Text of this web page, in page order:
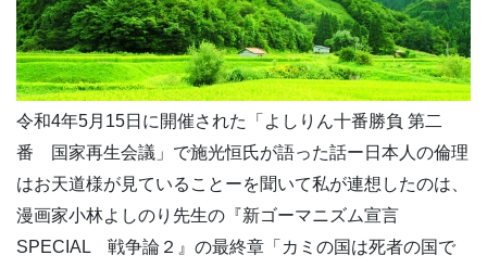
令和4年5月15日に開催された「よしりん十番勝負 第二
番 国家再生会議」で施光恒氏が語った話ー日本人の倫理
はお天道様が見ていることーを聞いて私が連想したのは、
漫画家小林よしのり先生の『新ゴーマニズム宣言
SPECIAL 戦争論２』の最終章「カミの国は死者の国で